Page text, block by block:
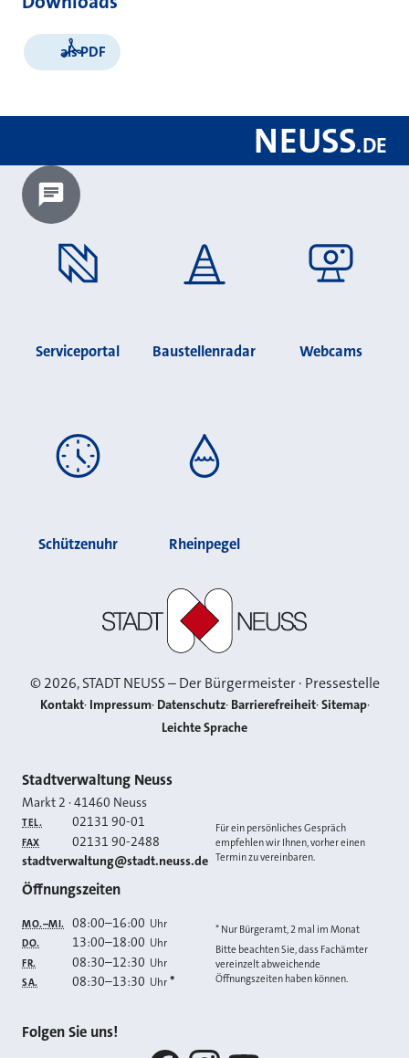
als PDF
NEUSS.DE
Chatbot laden?
Serviceportal Baustellenradar Webcams
Schützenuhr Rheinpegel
©2026, STADT NEUSS – Der Bürgermeister · Pressestelle
Kontakt Impressum Datenschutz Barrierefreiheit Sitemap
Leichte Sprache
Kontakt
Stadtverwaltung Neuss
Markt 2 ·41460 Neuss
TEL. 02131 90-01
FAX 02131 90-2488
E-MAIL
stadtverwaltung@stadt.neuss.de
Für ein persönliches Gespräch
empfehlen wir Ihnen, vorher einen
Termin zu vereinbaren.
Öffnungszeiten
MO.–MI. 08:00–16:00 Uhr
DO. 13:00–18:00 Uhr
FR. 08:30–12:30 Uhr
SA. 08:30–13:30 Uhr *
* Nur Bürgeramt, 2 mal im Monat
Bitte beachten Sie, dass Fachämter
vereinzelt abweichende
Öffnungszeiten haben können.
Folgen Sie uns!